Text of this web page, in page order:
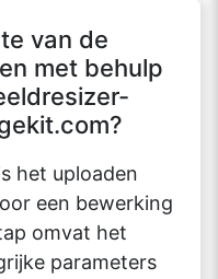
van de
met behulp
het uploaden
een bewerking
omvat het
parameters